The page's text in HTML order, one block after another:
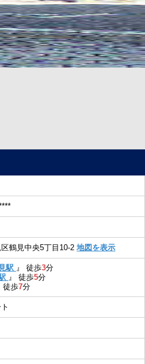
鶴見中央5丁目10-2 地図を表示
駅 』 徒歩3分
』 徒歩5分
徒歩7分